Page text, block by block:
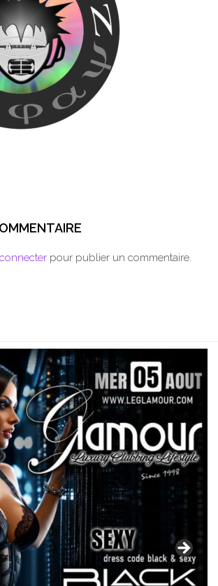
pour publier un commentaire.